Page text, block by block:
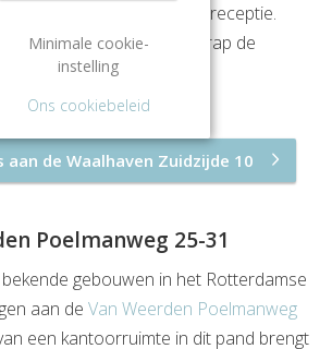
grote centrale hal met receptie.
bereik je met de lift of trap de
de Waalhaven Zuidzijde 10
Poelmanweg 25-31
gebouwen in het Rotterdamse
aan de Van Weerden Poelmanweg
een kantoorruimte in dit pand brengt
Minimale cookie-
instelling
Ons cookiebeleid